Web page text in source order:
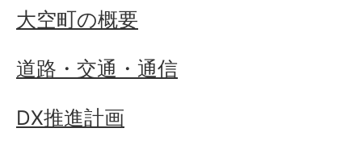
大空町の概要
道路・交通・通信
DX推進計画